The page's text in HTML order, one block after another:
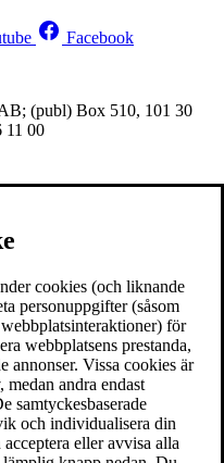
Facebook
(publ) Box 510, 101 30
11 00
cookies (och liknande
personuppgifter (såsom
för
webbplatsens prestanda,
annonser. Vissa cookies är
medan andra endast
samtyckesbaserade
och individualisera din
eller avvisa alla